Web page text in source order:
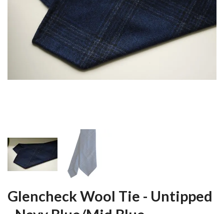
Glencheck Wool Tie - Untipped